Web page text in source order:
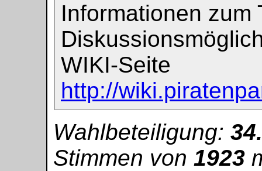
Informationen zum
WIKI-Seite
http://
Wahlbeteiligung:
Stimmen von 1923